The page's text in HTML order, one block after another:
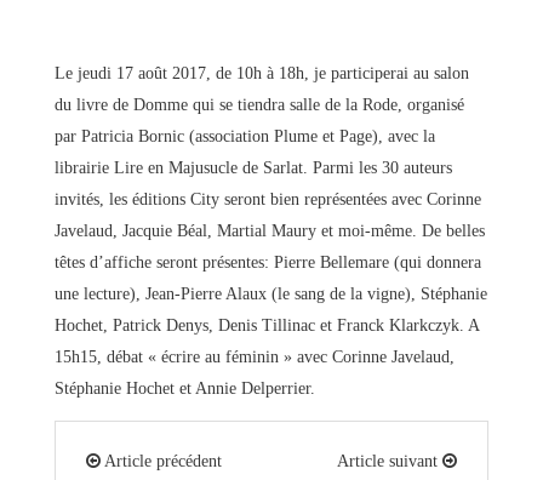
Le jeudi 17 août 2017, de 10h à 18h, je participerai au salon
du livre de Domme qui se tiendra salle de la Rode, organisé
par Patricia Bornic (association Plume et Page), avec la
librairie Lire en Majusucle de Sarlat. Parmi les 30 auteurs
invités, les éditions City seront bien représentées avec Corinne
Javelaud, Jacquie Béal, Martial Maury et moi-même. De belles
têtes d’affiche seront présentes: Pierre Bellemare (qui donnera
une lecture), Jean-Pierre Alaux (le sang de la vigne), Stéphanie
Hochet, Patrick Denys, Denis Tillinac et Franck Klarkczyk. A
15h15, débat « écrire au féminin » avec Corinne Javelaud,
Stéphanie Hochet et Annie Delperrier.
Article précédent
Article suivant